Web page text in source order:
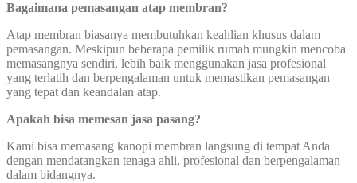
Bagaimana pemasangan atap membran?
Atap membran biasanya membutuhkan keahlian khusus dalam
pemasangan. Meskipun beberapa pemilik rumah mungkin mencoba
memasangnya sendiri, lebih baik menggunakan jasa profesional
yang terlatih dan berpengalaman untuk memastikan pemasangan
yang tepat dan keandalan atap.
Apakah bisa memesan jasa pasang?
Kami bisa memasang kanopi membran langsung di tempat Anda
dengan mendatangkan tenaga ahli, profesional dan berpengalaman
dalam bidangnya.